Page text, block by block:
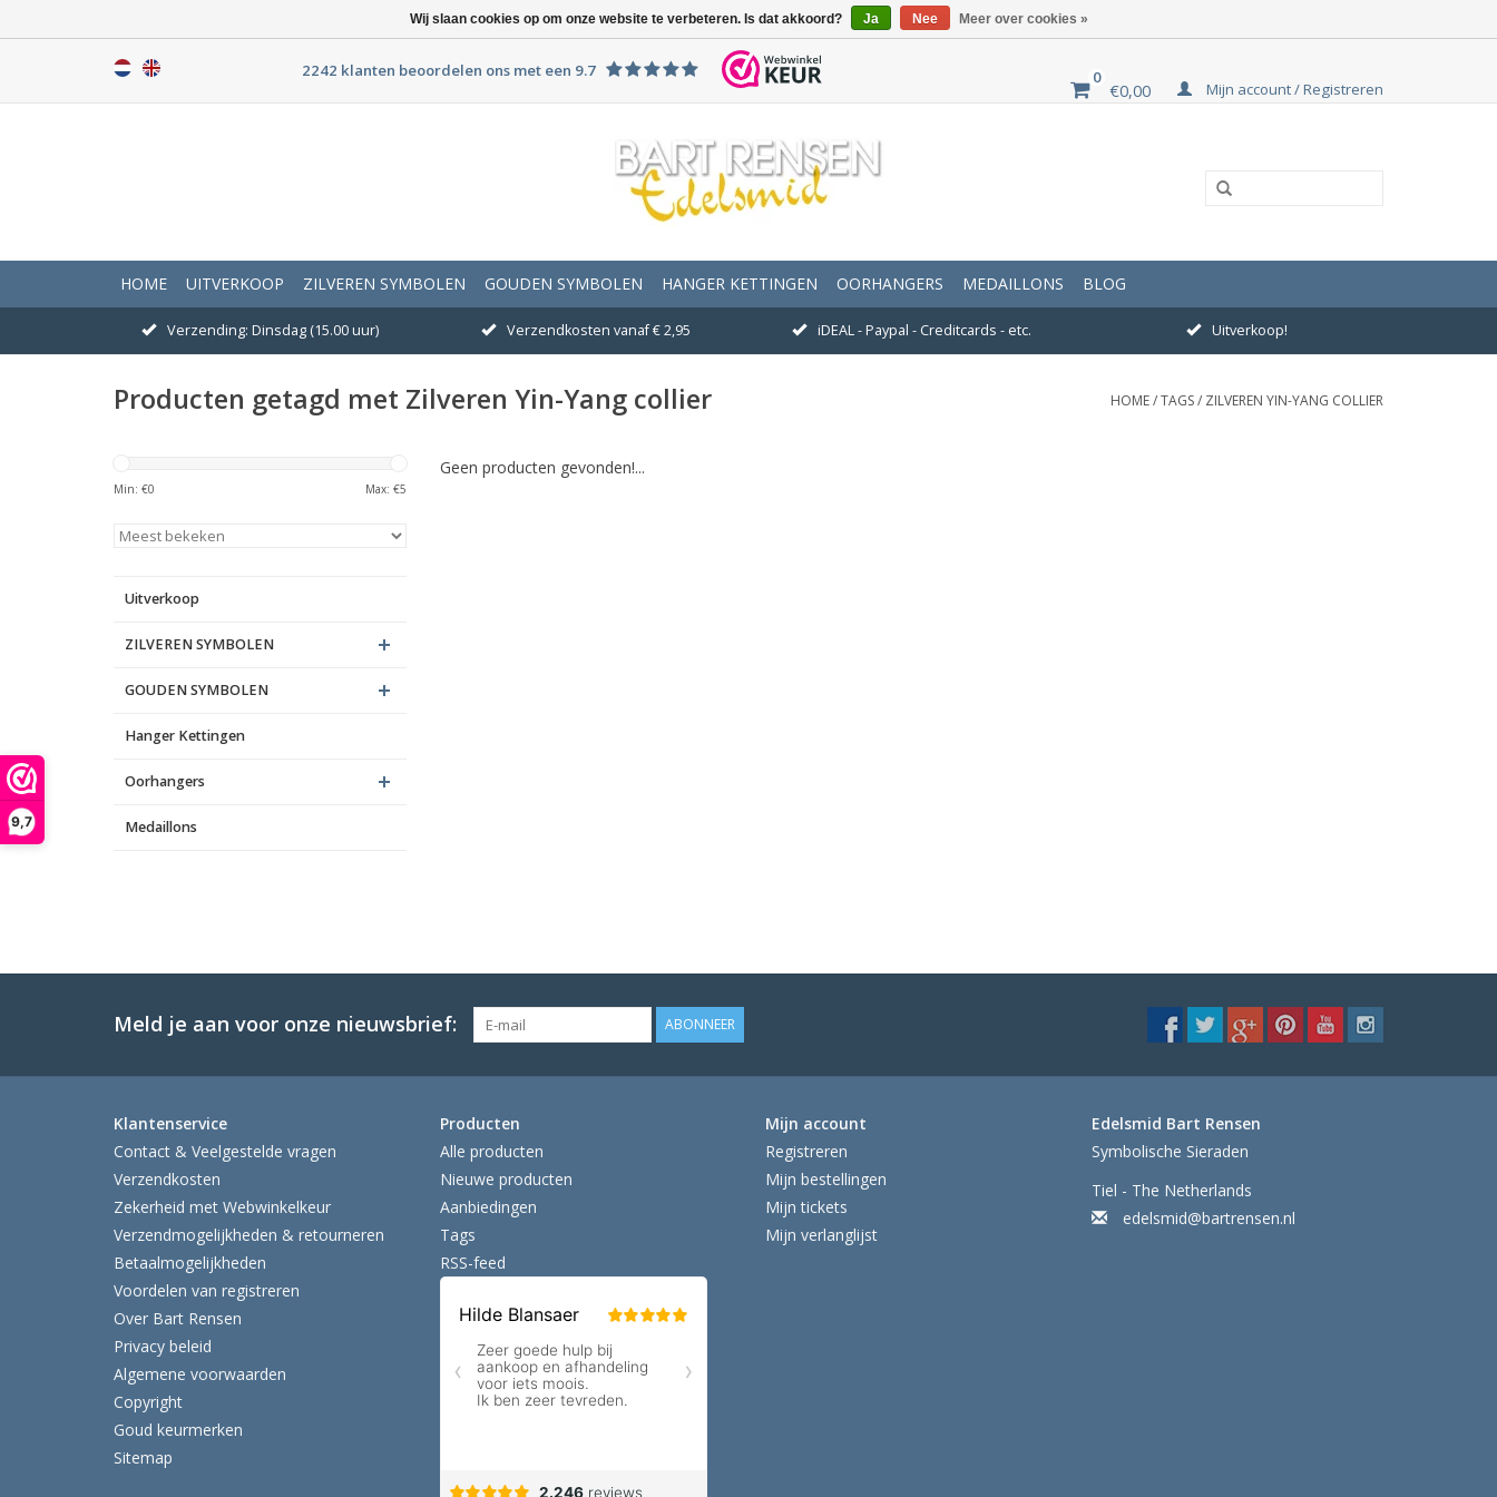
9,7
2242 klanten beoordelen ons met een 9.7 0
€0,00 Mijn account / Registreren
HOME UITVERKOOP ZILVEREN SYMBOLEN GOUDEN SYMBOLEN HANGER KETTINGEN OORHANGERS MEDAILLONS BLOG
Verzending: Dinsdag (15.00 uur) Verzendkosten vanaf € 2,95 iDEAL - Paypal - Creditcards - etc. Uitverkoop!
Producten getagd met Zilveren Yin-Yang collier HOME/TAGS/ ZILVEREN YIN-YANG COLLIER
Min: €0 Max: €5
Uitverkoop
ZILVEREN SYMBOLEN
GOUDEN SYMBOLEN
Hanger Kettingen
Oorhangers
Medaillons
Geen producten gevonden!...
Meld je aan voor onze nieuwsbrief: ABONNEER
Klantenservice
Contact & Veelgestelde vragen
Verzendkosten
Zekerheid met Webwinkelkeur
Verzendmogelijkheden & retourneren
Betaalmogelijkheden
Voordelen van registreren
Over Bart Rensen
Privacy beleid
Algemene voorwaarden
Copyright
Goud keurmerken
Sitemap
Producten
Alle producten
Nieuwe producten
Aanbiedingen
Tags
RSS-feed
Mijn account
Registreren
Mijn bestellingen
Mijn tickets
Mijn verlanglijst
Edelsmid Bart Rensen
Symbolische Sieraden
Tiel - The Netherlands
edelsmid@bartrensen.nl
Wij slaan cookies op om onze website te verbeteren. Is dat akkoord? Ja Nee Meer over cookies »